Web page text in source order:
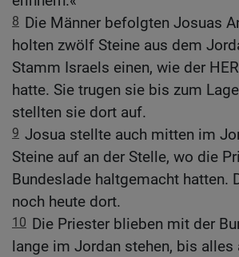
8 Die Männer befolgten Josuas
holten zwölf Steine aus dem
Stamm Israels einen, wie der
hatte. Sie trugen sie bis zum
stellten sie dort auf.
9 Josua stellte auch mitten im
Steine auf an der Stelle, wo die
Bundeslade haltgemacht hatten.
noch heute dort.
10 Die Priester blieben mit der
lange im Jordan stehen, bis alles